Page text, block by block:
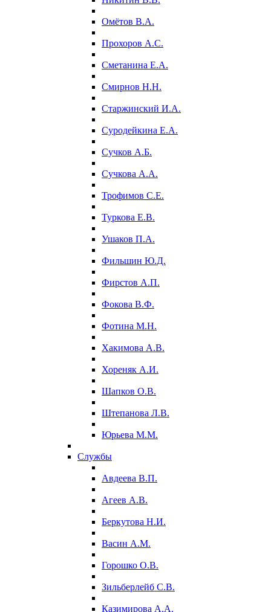
Омётов В.А.
Прохоров А.С.
Сметанина Е.А.
Смирнов Н.Н.
Старжинский И.А.
Суродейкина Е.А.
Сучков А.Б.
Сучкова А.А.
Трофимов С.Е.
Туркова Е.В.
Ушаков П.А.
Фильшин Ю.Д.
Фирстов А.П.
Фокова В.Ф.
Фотина М.Н.
Хакимова А.В.
Хореняк А.И.
Шапков О.В.
Штепанова Л.В.
Юрьева М.М.
Службы
Авдеева В.П.
Агеев А.В.
Беркутова Н.И.
Васин А.М.
Горошко О.В.
Зильберлейб С.В.
Казимирова А.А.